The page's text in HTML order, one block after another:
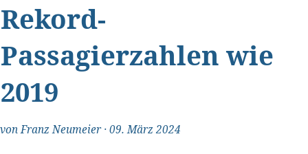
Rekord-
Passagierzahlen wie
2019
vonFranz Neumeier·09. März 2024